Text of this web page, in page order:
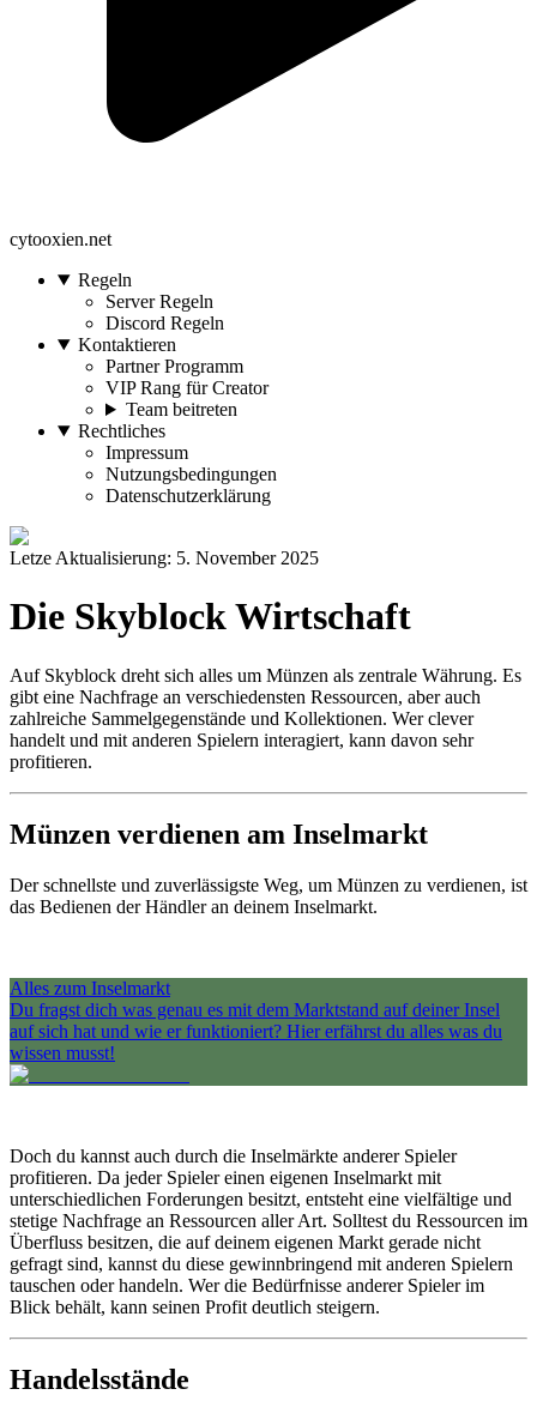
cytooxien.net
Regeln
Server Regeln
Discord Regeln
Kontaktieren
Partner Programm
VIP Rang für Creator
Team beitreten
Rechtliches
Impressum
Nutzungsbedingungen
Datenschutzerklärung
Letze Aktualisierung: 5. November 2025
Die Skyblock Wirtschaft
Auf Skyblock dreht sich alles um Münzen als zentrale Währung. Es
gibt eine Nachfrage an verschiedensten Ressourcen, aber auch
zahlreiche Sammelgegenstände und Kollektionen. Wer clever
handelt und mit anderen Spielern interagiert, kann davon sehr
profitieren.
Münzen verdienen am Inselmarkt
Der schnellste und zuverlässigste Weg, um Münzen zu verdienen, ist
das Bedienen der Händler an deinem Inselmarkt.
Alles zum Inselmarkt
Du fragst dich was genau es mit dem Marktstand auf deiner Insel
auf sich hat und wie er funktioniert? Hier erfährst du alles was du
wissen musst!
Doch du kannst auch durch die Inselmärkte anderer Spieler
profitieren. Da jeder Spieler einen eigenen Inselmarkt mit
unterschiedlichen Forderungen besitzt, entsteht eine vielfältige und
stetige Nachfrage an Ressourcen aller Art. Solltest du Ressourcen im
Überfluss besitzen, die auf deinem eigenen Markt gerade nicht
gefragt sind, kannst du diese gewinnbringend mit anderen Spielern
tauschen oder handeln. Wer die Bedürfnisse anderer Spieler im
Blick behält, kann seinen Profit deutlich steigern.
Handelsstände